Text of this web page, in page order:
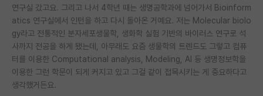
연구실 갔고요. 그리고 나서 4학년 때는 생명공학과에 넘어가서 Bioinform
atics 연구실에서 인턴을 하고 다시 돌아온 거예요. 저는 Molecular biolo
gy라고 전통적인 분자세포생물학, 생화학 실험 기반의 바이러스 연구로 석
사까지 전공을 하게 됐는데, 아무래도 요즘 생물학의 트렌드도 그렇고 컴퓨
터를 이용한 Computational analysis, Modeling, AI 등 생명정보학을
이용한 그런 학문이 되게 커지고 있고 그걸 같이 접목시키는 게 중요하다고
생각했거든요.